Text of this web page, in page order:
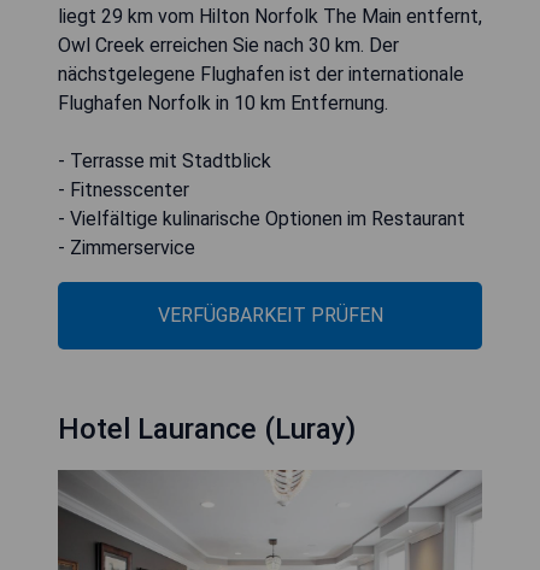
liegt 29 km vom Hilton Norfolk The Main entfernt,
Owl Creek erreichen Sie nach 30 km. Der
nächstgelegene Flughafen ist der internationale
Flughafen Norfolk in 10 km Entfernung.
- Terrasse mit Stadtblick
- Fitnesscenter
- Vielfältige kulinarische Optionen im Restaurant
- Zimmerservice
VERFÜGBARKEIT PRÜFEN
Hotel Laurance (Luray)